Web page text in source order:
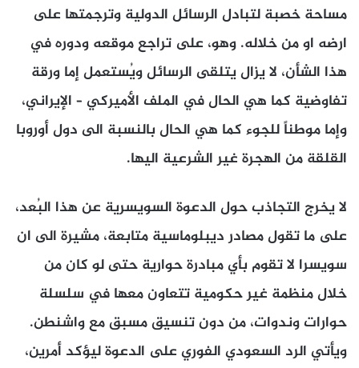
مساحة خصبة لتبادل الرسائل الدولية وترجمتها على
ارضه او من خلاله. وهو، على تراجع موقعه ودوره في
هذا الشأن، لا يزال يتلقى الرسائل ويُستعمل إما ورقة
تفاوضية كما هي الحال في الملف الأميركي – الإيراني،
وإما موطناً للجوء كما هي الحال بالنسبة الى دول أوروبا
القلقة من الهجرة غير الشرعية اليها.
لا يخرج التجاذب حول الدعوة السويسرية عن هذا البُعد،
على ما تقول مصادر ديبلوماسية متابعة، مشيرة الى ان
سويسرا لا تقوم بأي مبادرة حوارية حتى لو كان من
خلال منظمة غير حكومية تتعاون معها في سلسلة
حوارات وندوات، من دون تنسيق مسبق مع واشنطن.
ويأتي الرد السعودي الفوري على الدعوة ليؤكد أمرين،